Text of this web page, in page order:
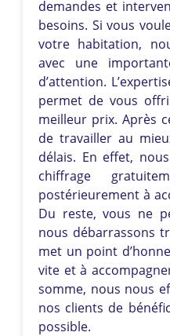
demandes et
besoins. Si vous
votre habitation,
avec une
d’attention.
permet de vous
meilleur prix. Après
de travailler au
délais. En effet,
chiffrage
postérieurement à
Du reste, vous ne
nous débarrassons
met un point
vite et à
somme, nous nous
nos clients de
possible.